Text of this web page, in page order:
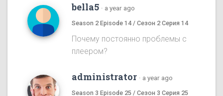
bella5 · a year ago
Season 2 Episode 14 / Сезон 2 Серия 14
Почему постоянно проблемы с
плеером?
administrator · a year ago
Season 3 Episode 25 / Сезон 3 Серия 25